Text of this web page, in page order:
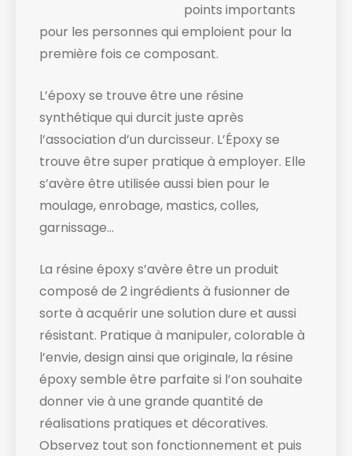
points importants
pour les personnes qui emploient pour la
première fois ce composant.
L’époxy se trouve être une résine
synthétique qui durcit juste après
l’association d’un durcisseur. L’Époxy se
trouve être super pratique à employer. Elle
s’avère être utilisée aussi bien pour le
moulage, enrobage, mastics, colles,
garnissage…
La résine époxy s’avère être un produit
composé de 2 ingrédients à fusionner de
sorte à acquérir une solution dure et aussi
résistant. Pratique à manipuler, colorable à
l’envie, design ainsi que originale, la résine
époxy semble être parfaite si l’on souhaite
donner vie à une grande quantité de
réalisations pratiques et décoratives.
Observez tout son fonctionnement et puis